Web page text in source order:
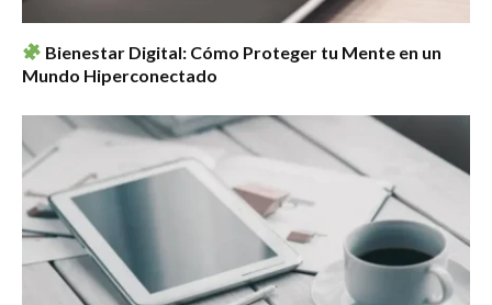
Bienestar Digital: Cómo Proteger tu Mente en un
Mundo Hiperconectado